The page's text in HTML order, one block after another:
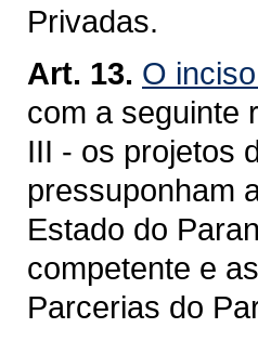
Privadas.
Art. 13. O
com a seguinte
III - os projetos
pressuponham
Estado do
competente e
Parcerias do